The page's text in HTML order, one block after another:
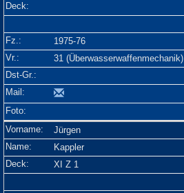
1975-76
31 (Überwasserwaffenmechanik)
Jürgen
Kappler
XI Z 1